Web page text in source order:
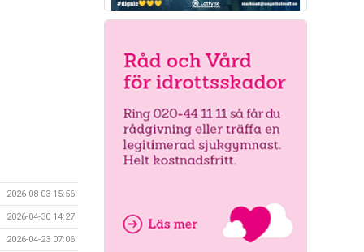
2026-08-03 15:56
2026-04-30 14:27
2026-04-23 07:06